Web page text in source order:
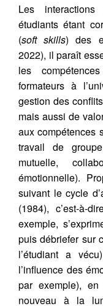
Les
étudiants étant
(soft skills) des
2022), il paraît
les
formateurs à
gestion des
mais aussi de
aux compétences
travail de
mutuelle,
émotionnelle).
suivant le cycle
(1984), c’est-à-
exemple,
puis débriefer sur
l’étudiant a
l’influence des
par exemple),
nouveau à la